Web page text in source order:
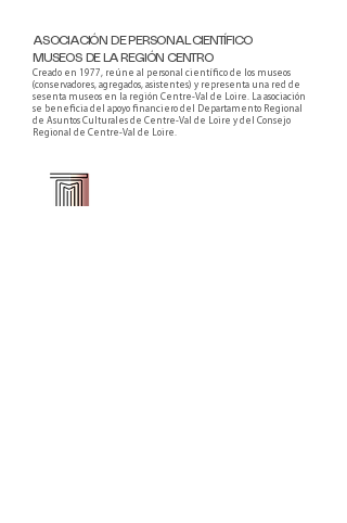
ASOCIACIÓN DE PERSONAL CIENTÍFICO
MUSEOS DE LA REGIÓN CENTRO
Creado en 1977, reúne al personal científico de los museos
(conservadores, agregados, asistentes) y representa una red de
sesenta museos en la región Centre-Val de Loire. La asociación
se beneficia del apoyo financiero del Departamento Regional
de Asuntos Culturales de Centre-Val de Loire y del Consejo
Regional de Centre-Val de Loire.